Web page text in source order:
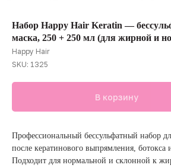
Набор Happy Hair Keratin —
маска, 250 + 250 мл (для жирной и
Happy Hair
SKU: 1325
В корзину
Профессиональный бессульфатный набор
после кератинового выпрямления, ботокса
Подходит для нормальной и склонной к